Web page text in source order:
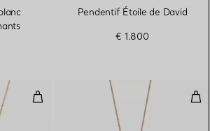
Pendentif Étoile de David
€ 1.800
Pendentif Croix Infinity